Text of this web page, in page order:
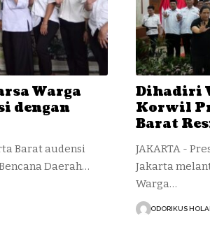
Warga
dengan
Barat audensi
Daerah…
Dihadiri
Korwil
Barat
JAKARTA -
Jakarta
Warga…
ODORIKUS